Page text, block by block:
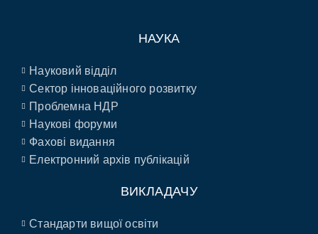
НАУКА
Науковий відділ
Сектор інноваційного розвитку
Проблемна НДР
Наукові форуми
Фахові видання
Електронний архів публікацій
ВИКЛАДАЧУ
Стандарти вищої освіти